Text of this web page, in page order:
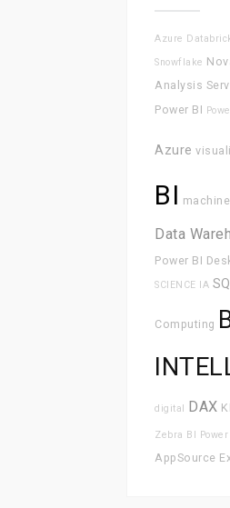
Azure
Snowflake
Analysis
Power BI
Azure
BI
Data
Power BI
SCIENCE IA
Computing
digital DAX
Zebra BI
AppSource